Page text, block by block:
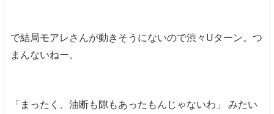
で結局モアレさんが動きそうにないので渋々Uターン。つ
まんないねー。
「まったく、油断も隙もあったもんじゃないわ」 みたい